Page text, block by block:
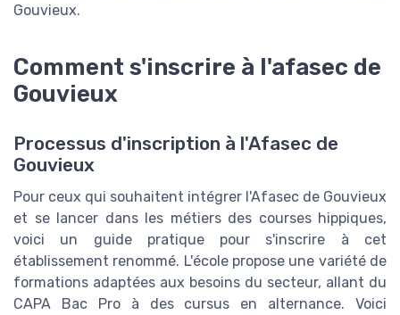
Gouvieux.
Comment s'inscrire à l'afasec de
Gouvieux
Processus d'inscription à l'Afasec de
Gouvieux
Pour ceux qui souhaitent intégrer l'Afasec de Gouvieux
et se lancer dans les métiers des courses hippiques,
voici un guide pratique pour s'inscrire à cet
établissement renommé. L'école propose une variété de
formations adaptées aux besoins du secteur, allant du
CAPA Bac Pro à des cursus en alternance. Voici